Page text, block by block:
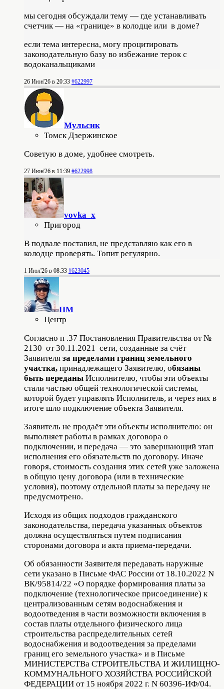
мы сегодня обсуждали тему — где устанавливать
счетчик — на «границе» в колодце или в доме?
если тема интересна, могу процитировать
законодательную базу во избежание терок с
водоканальщиками
26 Июн'26 в 20:33 #622997
Мульсик
Томск Дзержинское
Советую в доме, удобнее смотреть.
27 Июн'26 в 11:39 #622998
vovka_x
Пригород
В подвале поставил, не представляю как его в
колодце проверять. Топит регулярно.
1 Июл'26 в 08:33 #623045
ПМ
Центр
Согласно п .37 Постановления Правительства от №
2130 от 30.11.2021 сети, созданные за счёт
Заявителя за пределами границ земельного
участка, принадлежащего Заявителю, обязаны
быть переданы Исполнителю, чтобы эти объекты
стали частью общей технологической системы,
которой будет управлять Исполнитель, и через них в
итоге шло подключение объекта Заявителя.
Заявитель не продаёт эти объекты исполнителю: он
выполняет работы в рамках договора о
подключении, и передача — это завершающий этап
исполнения его обязательств по договору. Иначе
говоря, стоимость создания этих сетей уже заложена
в общую цену договора (или в технические
условия), поэтому отдельной платы за передачу не
предусмотрено.
Исходя из общих подходов гражданского
законодательства, передача указанных объектов
должна осуществляться путем подписания
сторонами договора и акта приема-передачи.
Об обязанности Заявителя передавать наружные
сети указано в Письме ФАС России от 18.10.2022 N
ВК/95814/22 «О порядке формирования платы за
подключение (технологическое присоединение) к
централизованным сетям водоснабжения и
водоотведения в части возможности включения в
состав платы отдельного физического лица
строительства распределительных сетей
водоснабжения и водоотведения за пределами
границ его земельного участка» и в Письме
МИНИСТЕРСТВа СТРОИТЕЛЬСТВА И ЖИЛИЩНО-
КОММУНАЛЬНОГО ХОЗЯЙСТВА РОССИЙСКОЙ
ФЕДЕРАЦИИ от 15 ноября 2022 г. N 60396-ИФ/04.